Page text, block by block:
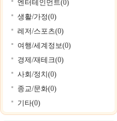
엔터테인먼트(0)
생활/가정(0)
레저/스포츠(0)
여행/세계정보(0)
경제/재테크(0)
사회/정치(0)
종교/문화(0)
기타(0)